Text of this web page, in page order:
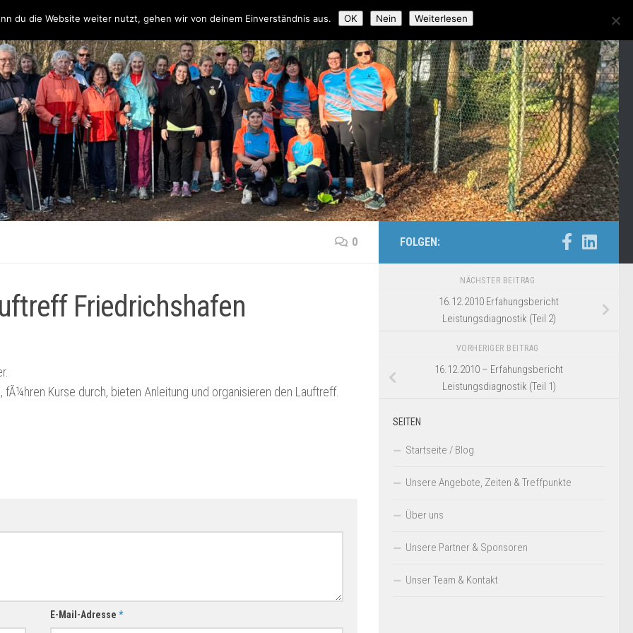
uns Unsere Partner & Sponsoren Unser Team & Kontakt
0
Friedrichshafen
Kurse durch, bieten Anleitung und organisieren den Lauftreff.
E-Mail-Adresse*
FOLGEN:
NÄCHSTER BEITRAG
16.12.2010 Erfahungsbericht
Leistungsdiagnostik (Teil 2)
VORHERIGER BEITRAG
16.12.2010 – Erfahungsbericht
Leistungsdiagnostik (Teil 1)
SEITEN
Startseite / Blog
Unsere Angebote, Zeiten & Treffpunkte
Über uns
Unsere Partner & Sponsoren
Unser Team & Kontakt
du die Website weiter nutzt, gehen wir von deinem Einverständnis aus. OK Nein Weiterlesen